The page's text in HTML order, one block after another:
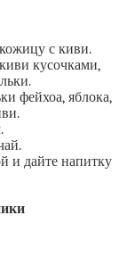
с киви.
кусочками,
фейхоа, яблока,
и дайте напитку